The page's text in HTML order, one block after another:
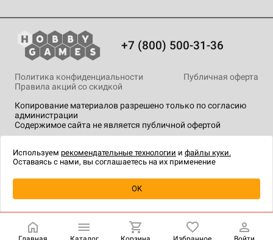
+7 (800) 500-31-36
Копирование материалов разрешено только по согласию
администрации
Содержимое сайта не является публичной офертой
Политика конфиденциальности
Публичная оферта
Правила акций со скидкой
технологии .
Используем рекомендательные технологии и файлы куки.
Оставаясь с нами, вы соглашаетесь на их применение
OK